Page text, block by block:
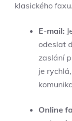
klasického
E-mail:
odeslat
zaslání
je
Online